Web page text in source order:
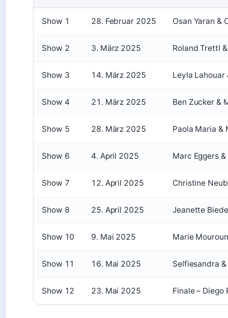
Show 1 28. Februar 2025 Osan Yaran &
Show 2 3. März 2025 Roland Trettl
Show 3 14. März 2025 Leyla Lahouar
Show 4 21. März 2025 Ben Zucker &
Show 5 28. März 2025 Paola Maria &
Show 6 4. April 2025 Marc Eggers
Show 7 12. April 2025 Christine
Show 8 25. April 2025 Jeanette
Show 10 9. Mai 2025 Marie
Show 11 16. Mai 2025 Selfiesandra
Show 12 23. Mai 2025 Finale –